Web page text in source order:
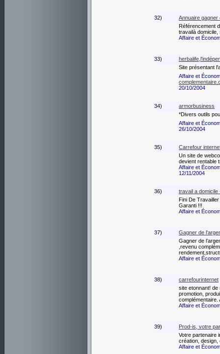
32)
Annuaire gagner
Référencement
travailà domicile,
Affaire et
33)
Site présentant
Affaire et
20/10/2004
34)
armorbusiness
*Divers outils
Affaire et
26/10/2004
35)
Carrefour
Un site de
devient rentable
Affaire et
12/11/2004
36)
travail a domicile
Fini De
Garanti !!!
Affaire et
37)
Gagner de
Gagner de
,revenu
Affaire et
38)
carrefourinternet
site etonnant!
promotion,
complémentaire.
Affaire et
39)
Prod-is, votre
Votre partenaire
création, design,
Affaire et